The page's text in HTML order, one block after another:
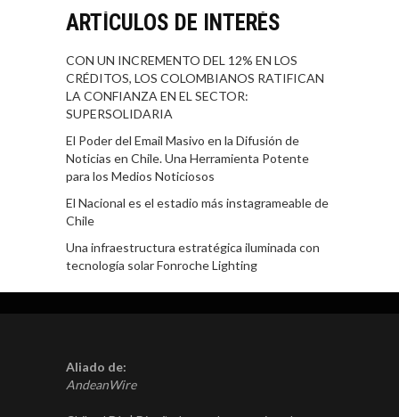
ARTÍCULOS DE INTERÉS
CON UN INCREMENTO DEL 12% EN LOS
CRÉDITOS, LOS COLOMBIANOS RATIFICAN
LA CONFIANZA EN EL SECTOR:
SUPERSOLIDARIA
El Poder del Email Masivo en la Difusión de
Noticias en Chile. Una Herramienta Potente
para los Medios Noticiosos
El Nacional es el estadio más instagrameable de
Chile
Una infraestructura estratégica iluminada con
tecnología solar Fonroche Lighting
Aliado de:
AndeanWire